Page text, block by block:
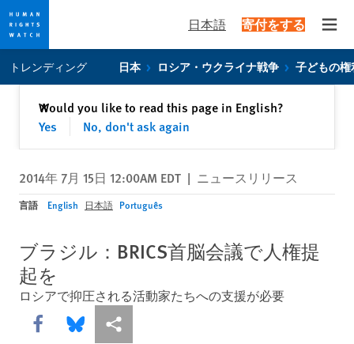
privacy
content
日本語 寄付をする
トレンディング 日本 ロシア・ウクライナ戦争 子どもの権
Would you like to read this page in English?
Yes
No, don't ask again
✕閉じる
2014年 7月 15日 12:00AM EDT | ニュースリリース
言語 English 日本語 Português
ブラジル：BRICS首脳会議で人権提
起を
ロシアで抑圧される活動家たちへの支援が必要
Share this via Facebook
Share this via Bluesky
More sharing options